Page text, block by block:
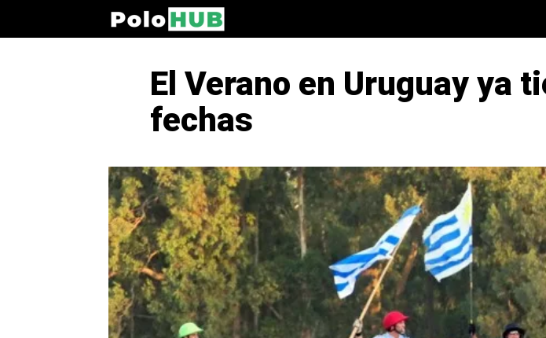
El Verano en Uruguay ya
fechas